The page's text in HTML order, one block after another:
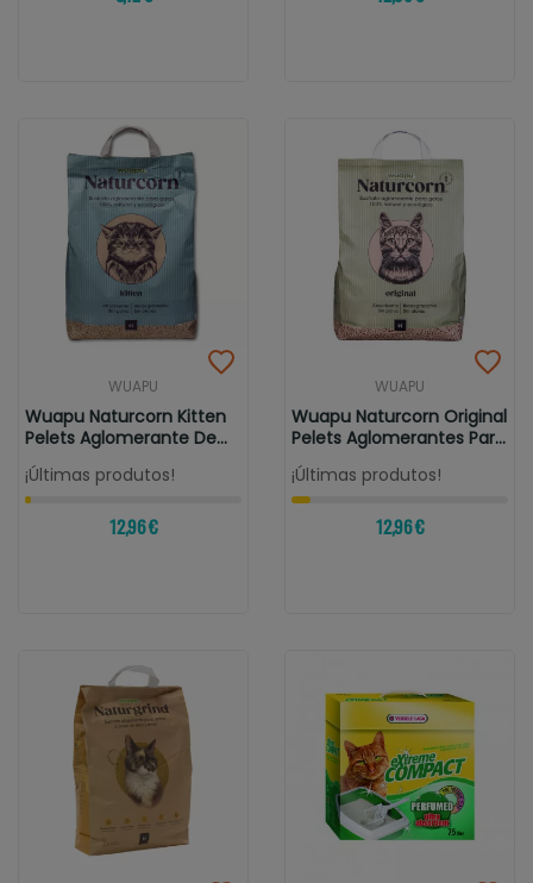
WUAPU
Wuapu Naturcorn Kitten
Pelets Aglomerante De
Maiz...
¡Últimas produtos!
12,96 €
WUAPU
Wuapu Naturcorn Original
Pelets Aglomerantes Para
Gatos
¡Últimas produtos!
12,96 €